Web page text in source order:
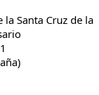
la Santa Cruz de la